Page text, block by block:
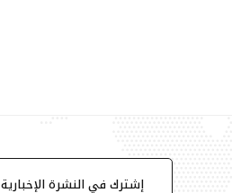
إشترك في النشرة الإخبارية